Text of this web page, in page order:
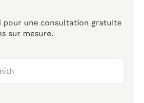
pour une consultation gratuite
sur mesure.